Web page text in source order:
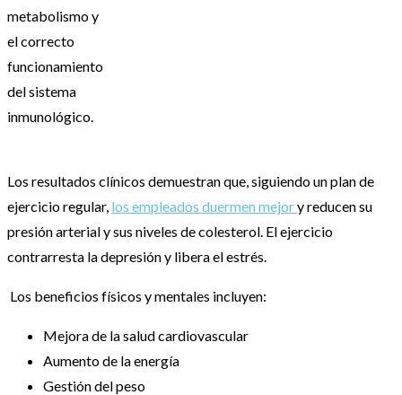
metabolismo y
el correcto
funcionamiento
del sistema
inmunológico.
Los resultados clínicos demuestran que, siguiendo un plan de
ejercicio regular, los empleados duermen mejory reducen su
presión arterial y sus niveles de colesterol. El ejercicio
contrarresta la depresión y libera el estrés.
Los beneficios físicos y mentales incluyen:
Mejora de la salud cardiovascular
Aumento de la energía
Gestión del peso